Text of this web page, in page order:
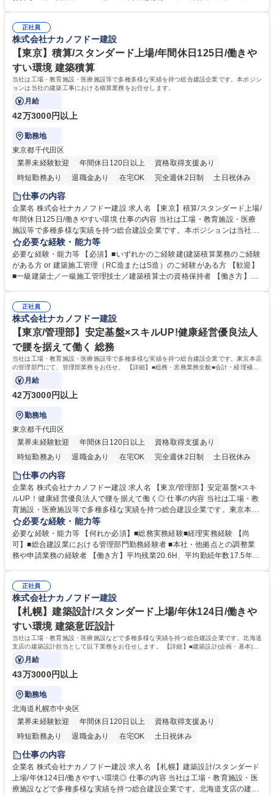
業務は含みません 募集職種 【東京】建築施工管理★第二新卒歓迎★年間
休日125日/働きやすい環境
いただきますが取得できなかった場合は給与で還元いたします。 【出張エ
リア】茨城・栃木・静岡がそれぞれ1現場◎近辺のエリアが中心です。一
般的な出張期間は現場着工から竣工(1～1年半)です。 学歴・資格 学歴：
大学院 大学 高専 短大 専修学校 高校 語学力： 資格：2級建築施工管理技
士 二級建築士 一級建築士
正社員
株式会社ナカノフドー建設
【東京】積算/スタンダード上場/年間休日125日/働きや
すい環境 建築積算
当社は工場・教育施設・医療施設等で多種多様な実績を持つ総合建設企業です。本ポジシ
ョンは当社の建築工事における積算業務をお任せします。
月給
42万3000円以上
勤務地
東京都千代田区
業界未経験歓迎
年間休日120日以上
資格取得支援あり
時短勤務あり
退職金あり 在宅OK 完全週休2日制 土日祝休み
仕事の内容
企業名 株式会社ナカノフドー建設 求人名 【東京】積算/スタンダード上場/
年間休日125日/働きやすい環境 仕事の内容 当社は工場・教育施設・医療
施設等で多種多様な実績を持つ総合建設企業です。本ポジションは当社の
建築工事における積算業務をお任せします。 【業務詳細】■工事に必要な
材料の種類や数量を設計図書から算出や集計■明細内訳書の作成■業者見積
徴収や値入し、工事予算書の作成 など ◇グローバルに活躍できる環境あ
り：1970年代には海外建築事業をスタートさせ、グローバルにも発展し
ド上場/年間休日125日/働きやすい環境
必要な経験・能力等
必要な経験・能力等 【必須】■いずれかのご経験建(建築積算業務のご経験
がある方 or 建築施工管理（RC造またはS造）のご経験がある方 【歓迎】
■一級建築士／一級施工管理技士／建築積算士の資格保持者 【働き方】平
を超えることは基本的になく、時差出勤制度もあります◎【充実した研修
制度】階層等に応じた研修制度が充実、資格支援制度もあり。社員ひとり
ひとりのスキルアップを後押ししています。 学歴・資格 学歴：大学院 大
学 高専 短大 専修学校 高校 語学力： 資格：一級建築士 1級建築施工管理
技士
正社員
株式会社ナカノフドー建設
【東京/管理部】安定基盤×スキルUP!健康経営優良法人
で腰を据えて働く 総務
当社は工場・教育施設・医療施設等で多種多様な実績を持つ総合建設企業です。東京本店
の管理部門にて、管理部業務をお任せ。 【詳細】■総務・庶務業務全般■会計・経理補助
業務■営業事務業務
月給
42万3000円以上
勤務地
東京都千代田区
業界未経験歓迎
年間休日120日以上
資格取得支援あり
時短勤務あり
退職金あり 在宅OK 完全週休2日制 土日祝休み
仕事の内容
企業名 株式会社ナカノフドー建設 求人名 【東京/管理部】安定基盤×スキ
ルUP！健康経営優良法人で腰を据えて働く◎ 仕事の内容 当社は工場・教
育施設・医療施設等で多種多様な実績を持つ総合建設企業です。東京本店
の管理部門にて、管理部業務をお任せ。 【詳細】■総務・庶務業務全般■
会計・経理補助業務■営業事務業務 ■本社および各拠点との調整・連携業
務■各種申請・手続き業務など ◎将来的には本店の管理部門全体を見渡す
マネジメントもお任せしたいと考えています。 ◎「健康経営優良法人」に
【東京/管理部】安定基盤×スキルUP！健康経営優良法人で腰を据えて働く
◎
必要な経験・能力等
必要な経験・能力等 【何れか必須】■総務実務経験■経理実務経験 【尚
可】■総合建設業における管理部門勤務経験者 ■本社・他拠点との調整業
務や申請業務の経験者 【働き方】平均残業20.6H、平均勤続年数17.5年、
制度】階層等に応じた研修制度が充実、資格支援制度もあり。社員ひとり
ひとりのスキルアップを後押ししています。 学歴・資格 学歴：大学院 大
学 高専 短大 専修学校 高校 語学力： 資格：日商簿記検定2級 宅地建物取
引士 建設業経理事務士検定
正社員
株式会社ナカノフドー建設
【札幌】建築設計/スタンダード上場/年休124日/働きや
すい環境 建築意匠設計
当社は工場・教育施設・医療施設などで多種多様な実績を持つ総合建設企業です。北海道
支店の建築設計担当として以下業務をお任せします。 【詳細】■建築設計(企画・基本)■
図面作成■施主・施工部門との調整
月給
43万3000円以上
勤務地
北海道札幌市中央区
業界未経験歓迎
年間休日120日以上
資格取得支援あり
時短勤務あり
退職金あり 在宅OK 土日祝休み
仕事の内容
企業名 株式会社ナカノフドー建設 求人名 【札幌】建築設計/スタンダード
上場/年休124日/働きやすい環境◎ 仕事の内容 当社は工場・教育施設・医
療施設などで多種多様な実績を持つ総合建設企業です。北海道支店の建築